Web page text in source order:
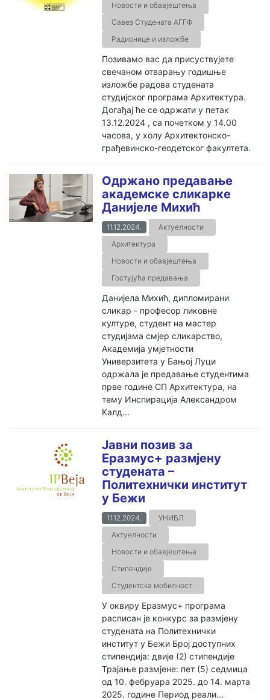
Новости и обавјештења
Савез Студената АГГФ
Радионице и изложбе
Позивамо вас да присуствујете
свечаном отварању годишње
изложбе радова студената
студијског програма Архитектура.
Догађај ће се одржати у петак
13.12.2024 , са почетком у 14.00
часова, у холу Архитектонско-
грађевинско-геодетског факултета.
Одржано предавање
академске сликарке
Данијеле Михић
11.12.2024.
Актуелности
Архитектура
Новости и обавјештења
Гостујућа предавања
Данијела Михић, дипломирани
сликар - професор ликовне
културе, студент на мастер
студијама смјер сликарство,
Академија умјетности
Универзитета у Бањој Луци
одржала је предавање студентима
прве године СП Архитектура, на
тему Инспирација Александром
Калд...
Јавни позив за
Еразмус+ размјену
студената –
Политехнички институт
у Бежи
11.12.2024.
УНИБЛ
Актуелности
Новости и обавјештења
Стипендије
Студентска мобилност
У оквиру Еразмус+ програма
расписан је конкурс за размјену
студената на Политехнички
институт у Бежи Број доступних
стипендија: двије (2) стипендије
Трајање размјене: пет (5) седмица
од 10. фебруара 2025. до 14. марта
2025. године Период реали...